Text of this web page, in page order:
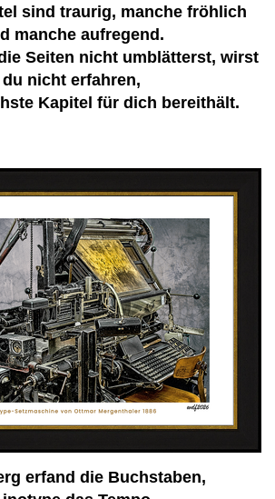
sind traurig, manche fröhlich
manche aufregend.
Seiten nicht umblätterst, wirst
du nicht erfahren,
Kapitel für dich bereithält.
erfand die Buchstaben,